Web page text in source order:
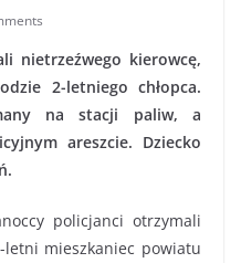
nietrzeźwego kierowcę,
2-letniego chłopca.
na stacji paliw, a
areszcie. Dziecko
policjanci otrzymali
letni mieszkaniec powiatu